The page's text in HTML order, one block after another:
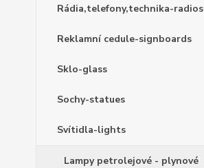
Rádia,telefony,technika-radios
Reklamní cedule-signboards
Sklo-glass
Sochy-statues
Svítidla-lights
Lampy petrolejové - plynové